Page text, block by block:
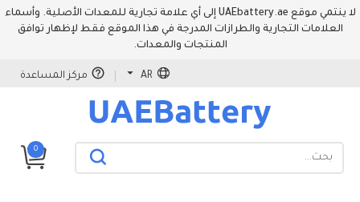
لا ينتمي موقع UAEbattery.ae إلى أي علامة تجارية للمعدات الأصلية. وأسماء
العلامات التجارية والطرازات المدرجة في هذا الموقع فقط لإظهار توافق
المنتجات والمعدات.
AR مركز المساعدة
0